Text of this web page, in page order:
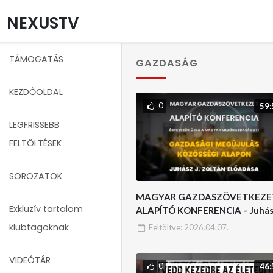
NEXUSTV
TÁMOGATÁS
KEZDŐOLDAL
LEGFRISSEBB
FELTÖLTÉSEK
SOROZATOK
Exkluzív tartalom
klubtagoknak
VIDEÓTÁR
GAZDASÁG
0
MAGYAR
ALAPÍTÓ KONFERENCIA –
Zoltán előadása
Feltöltve: 2026.04.07.
0